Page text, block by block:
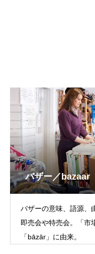
バザー／bazaar
バザーの意味、語源、
即売会や特売会。「市
「bāzār」に由来。